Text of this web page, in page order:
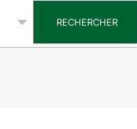
RECHERCHER